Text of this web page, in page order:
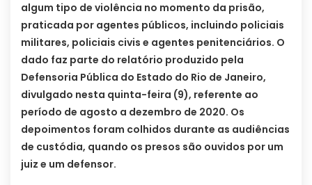
algum tipo de violência no momento da prisão,
praticada por agentes públicos, incluindo policiais
militares, policiais civis e agentes penitenciários. O
dado faz parte do relatório produzido pela
Defensoria Pública do Estado do Rio de Janeiro,
divulgado nesta quinta-feira (9), referente ao
período de agosto a dezembro de 2020. Os
depoimentos foram colhidos durante as audiências
de custódia, quando os presos são ouvidos por um
juiz e um defensor.